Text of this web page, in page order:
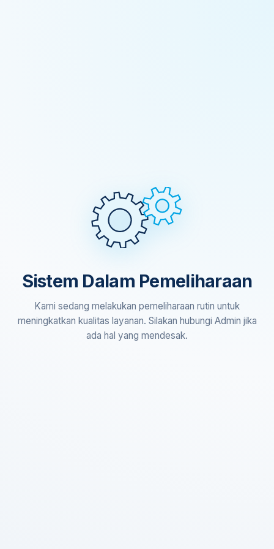
Sistem Dalam Pemeliharaan
Kami sedang melakukan pemeliharaan rutin untuk
meningkatkan kualitas layanan. Silakan hubungi Admin jika
ada hal yang mendesak.